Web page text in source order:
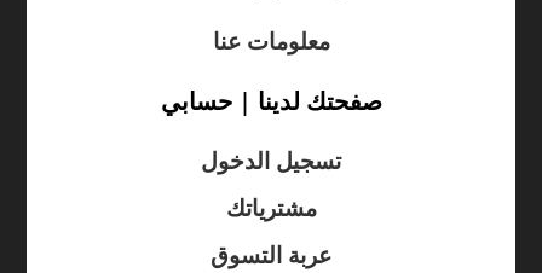
معلومات عنا
صفحتك لدينا | حسابي
تسجيل الدخول
مشترياتك
عربة التسوق